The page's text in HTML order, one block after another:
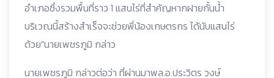
อำเภอซึ่งรวมพื้นที่ราว 1 แสนไร่ที่สำคัญหากฝายกั้นน้ำ
บริเวณนี้สร้างสำเร็จจะช่วยพี่น้องเกษตรกร ได้นับแสนไร่
ด้วย”นายเพชรภูมิ กล่าว
นายเพชรภูมิ กล่าวต่อว่า ที่ผ่านมาพล.อ.ประวิตร วงษ์